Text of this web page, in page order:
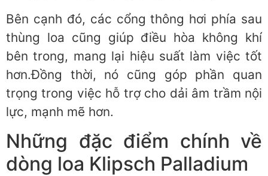
Bên cạnh đó, các cổng thông hơi phía sau
thùng loa cũng giúp điều hòa không khí
bên trong, mang lại hiệu suất làm việc tốt
hơn.Đồng thời, nó cũng góp phần quan
trọng trong việc hỗ trợ cho dải âm trầm nội
lực, mạnh mẽ hơn.
Những đặc điểm chính về
dòng loa Klipsch Palladium